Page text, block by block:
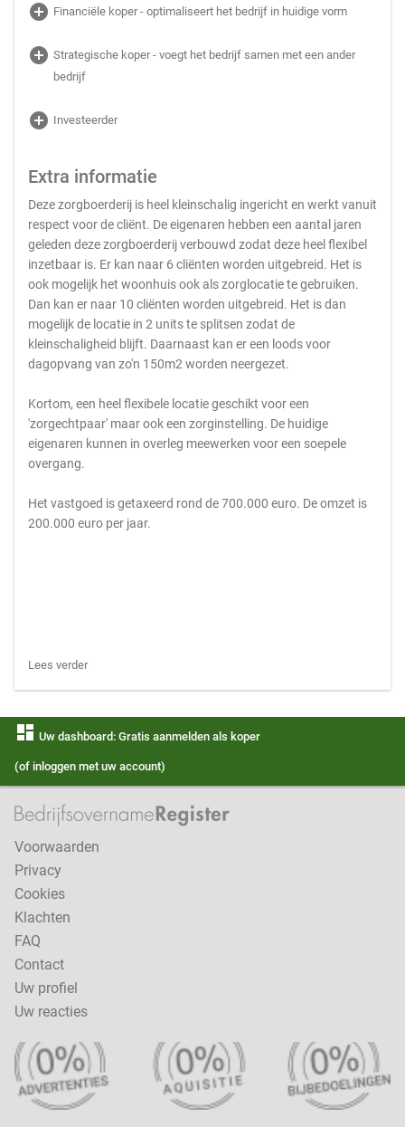
add_circle Financiële koper - optimaliseert het bedrijf in huidige vorm
add_circle Strategische koper - voegt het bedrijf samen met een ander
bedrijf
add_circle Investeerder
Extra informatie
Deze zorgboerderij is heel kleinschalig ingericht en werkt vanuit
respect voor de cliënt. De eigenaren hebben een aantal jaren
geleden deze zorgboerderij verbouwd zodat deze heel flexibel
inzetbaar is. Er kan naar 6 cliënten worden uitgebreid. Het is
ook mogelijk het woonhuis ook als zorglocatie te gebruiken.
Dan kan er naar 10 cliënten worden uitgebreid. Het is dan
mogelijk de locatie in 2 units te splitsen zodat de
kleinschaligheid blijft. Daarnaast kan er een loods voor
dagopvang van zo'n 150m2 worden neergezet.
Kortom, een heel flexibele locatie geschikt voor een
'zorgechtpaar' maar ook een zorginstelling. De huidige
eigenaren kunnen in overleg meewerken voor een soepele
overgang.
Het vastgoed is getaxeerd rond de 700.000 euro. De omzet is
200.000 euro per jaar.
Lees verder
dashboard Uw dashboard: Gratis aanmelden als koper
(of inloggen met uw account)
Voorwaarden
Privacy
Cookies
Klachten
FAQ
Contact
Uw profiel
Uw reacties